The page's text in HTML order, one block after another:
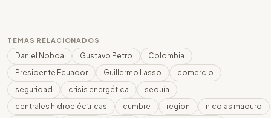
TEMAS RELACIONADOS
Daniel Noboa Gustavo Petro
Colombia
Presidente Ecuador
Guillermo Lasso
comercio
seguridad
crisis energética
sequía
centrales hidroeléctricas
cumbre region
nicolas maduro